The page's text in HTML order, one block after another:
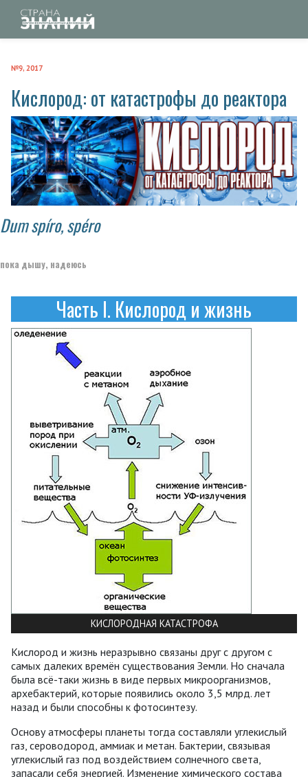
№9, 2017
Кислород: от катастрофы до реактора
Dum spíro, spéro
пока дышу, надеюсь
Часть I. Кислород и жизнь
КИСЛОРОДНАЯ КАТАСТРОФА
Кислород и жизнь неразрывно связаны друг с другом с
самых далеких времён существования Земли. Но сначала
была всё-таки жизнь в виде первых микроорганизмов,
архебактерий, которые появились около 3,5 млрд. лет
назад и были способны к фотосинтезу.
Основу атмосферы планеты тогда составляли углекислый
газ, сероводород, аммиак и метан. Бактерии, связывая
углекислый газ под воздействием солнечного света,
запасали себя энергией. Изменение химического состава